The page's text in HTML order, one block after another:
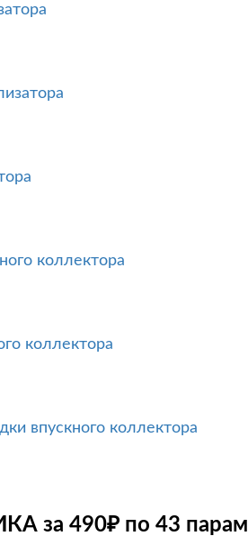
коллектора
коллектора
впускного коллектора
за 490₽ по 43